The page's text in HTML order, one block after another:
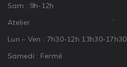
Sam : 9h-12h
Atelier
Lun – Ven : 7h30-12h 13h30-17h30
Samedi : Fermé